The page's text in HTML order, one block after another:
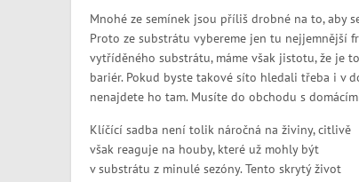
Mnohé ze semínek jsou příliš drobné na to, aby
Proto ze substrátu vybereme jen tu nejjemnější
vytříděného substrátu, máme však jistotu, že je
bariér. Pokud byste takové síto hledali třeba i v
nenajdete ho tam. Musíte do obchodu s
Klíčící sadba není tolik náročná na živiny, citlivě
však reaguje na houby, které už mohly být
v substrátu z minulé sezóny. Tento skrytý život